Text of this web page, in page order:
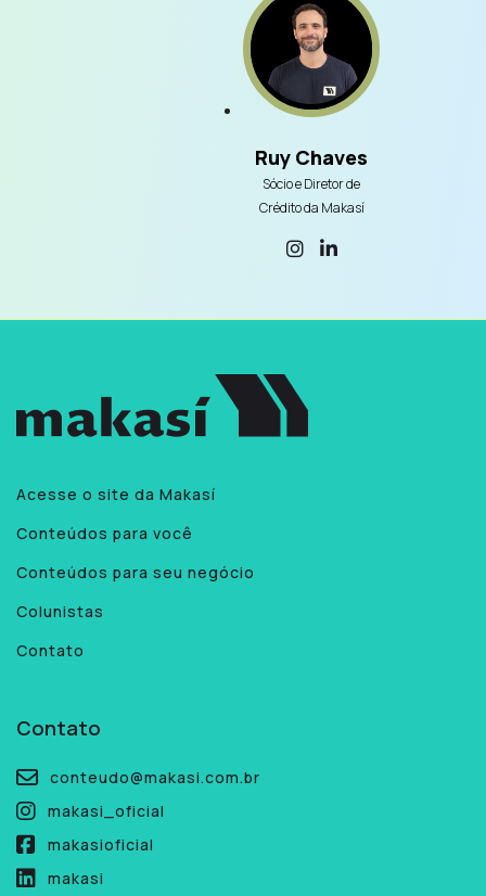
Ruy Chaves
Sócio e Diretor de
Crédito da Makasí
Acesse o site da Makasí
Conteúdos para você
Conteúdos para seu negócio
Colunistas
Contato
Contato
conteudo@makasi.com.br
makasi_oficial
makasioficial
makasi